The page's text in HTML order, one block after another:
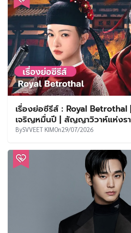
เรื่องย่อซีรีส์ : Royal Betrothal
เจริญหมื่นปี | สัญญาวิวาห์แห่งร
BySVVEET KIMOn29/07/2026